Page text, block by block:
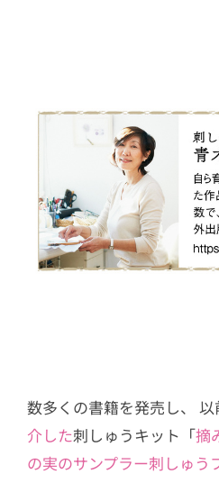
数多くの書籍を発売し、 以
介した刺しゅうキット「摘
の実のサンプラー刺しゅう